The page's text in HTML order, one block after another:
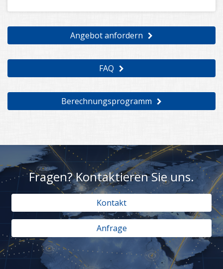
Angebot anfordern
FAQ
Berechnungsprogramm
Fragen? Kontaktieren Sie uns.
Kontakt
Anfrage